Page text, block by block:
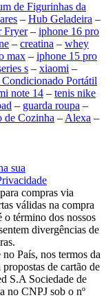
de Figurinhas da
– Hub Geladeira –
Fryer– iphone 16 pro
– creatina – whey
max – iphone 15 pro
s – xiaomi –
Portátil
note 14 – tenis nike
– guarda roupa –
de Cozinha – Alexa –
sua
compras via
válidas na compra
o término dos nossos
divergências de
País, nos termos da
de cartão de
S.A Sociedade de
no CNPJ sob o nº